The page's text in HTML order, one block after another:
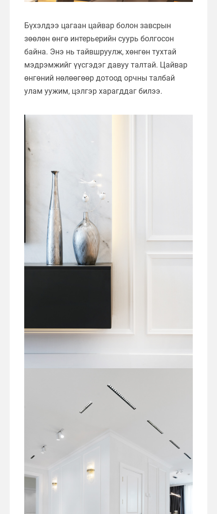
Бүхэлдээ цагаан цайвар болон завсрын
зөөлөн өнгө интерьерийн суурь болгосон
байна. Энэ нь тайвшруулж, хөнгөн тухтай
мэдрэмжийг үүсгэдэг давуу талтай. Цайвар
өнгөний нөлөөгөөр дотоод орчны талбай
улам уужим, цэлгэр харагддаг билээ.